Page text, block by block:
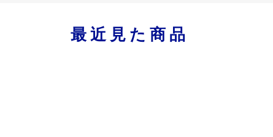
最近見た商品